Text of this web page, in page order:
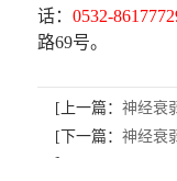
话：0532-
路69号。
[上一篇： 神经衰
[下一篇： 神经衰
]